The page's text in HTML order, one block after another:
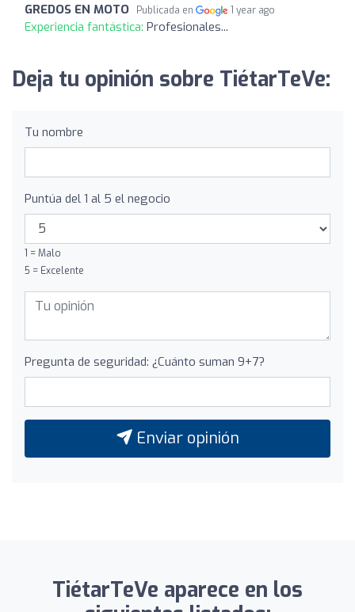
GREDOS EN MOTO Publicada en 1 year ago
Experiencia fantástica: Profesionales...
Deja tu opinión sobre TiétarTeVe:
Tu nombre
Puntúa del 1 al 5 el negocio
1 = Malo
5 = Excelente
Pregunta de seguridad: ¿Cuánto suman 9+7?
Enviar opinión
TiétarTeVe aparece en los